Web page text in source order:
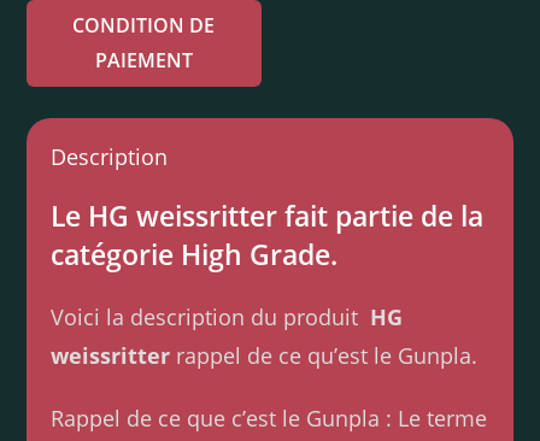
CONDITION DE
PAIEMENT
Description
Le HG weissritter fait partie de la
catégorie High Grade.
Voici la description du produit HG
weissritter rappel de ce qu’est le Gunpla.
Rappel de ce que c’est le Gunpla : Le terme